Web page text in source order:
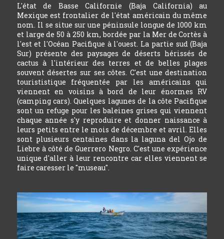
L'état de Basse Californie (Baja California) au
Mexique est frontalier de l'état américain du même
nom. Il se situe sur une péninsule longue de 1000 km
et large de 50 à 250 km, bordée par la Mer de Cortès à
l'est et l'Océan Pacifique à l'ouest. La partie sud (Baja
Sur) présente des paysages de déserts hérissés de
cactus à l'intérieur des terres et de belles plages
souvent désertes sur ses côtes. C'est une destination
tourististique fréquentée par les américains qui
viennent en voisins à bord de leur énormes RV
(camping cars). Quelques lagunes de la côte Pacifique
sont un refuge pour les baleines grises qui viennent
chaque année s'y reproduire et donner naissance à
leurs petits entre le mois de décembre et avril. Elles
sont plusieurs centaines dans la laguna del Ojo de
Liebre à côté de Guerrero Negro. C'est une expérience
unique d'aller à leur rencontre car elles viennent se
faire caresser le "museau".